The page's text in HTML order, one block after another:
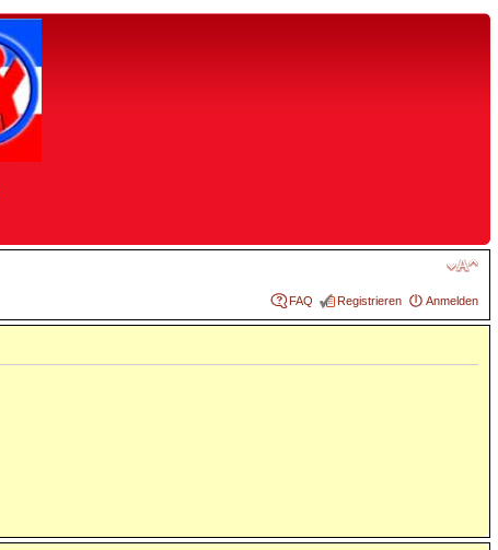
FAQ Registrieren Anmelden